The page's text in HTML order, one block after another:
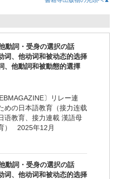
動詞・受身の選択の話
词、他动词和被动态的选择
、他動詞和被動態的選擇
〕リレー連
の日本語教育（接力连载
语教育、接力連載 漢語母
） 2025年12月
動詞・受身の選択の話
词、他动词和被动态的选择